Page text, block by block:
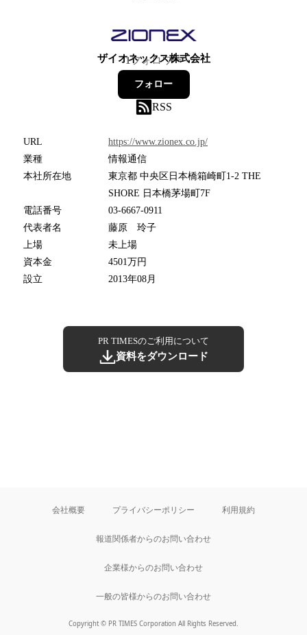
ザイオネックス株式会社
1フォロワー
フォロー
RSS
URL
https://www.zionex.co.jp/
業種
情報通信
本社所在地
東京都 中央区日本橋箱崎町1-2 THE
SHORE 日本橋茅場町7F
電話番号
03-6667-0911
代表者名
藤原 玲子
上場
未上場
資本金
4501万円
設立
2013年08月
PR TIMESのご利用について
資料をダウンロード
会社概要 プライバシーポリシー 利用規約
報道関係者からのお問い合わせ
企業様からのお問い合わせ
一般の皆様からのお問い合わせ
Copyright © PR TIMES Corporation All Rights Reserved.